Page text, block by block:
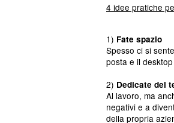
4 idee pratiche
1) Fate spazio
Spesso ci si
posta e il
2) Dedicate del
Al lavoro, ma
negativi e a
della propria